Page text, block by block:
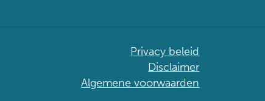
Privacy beleid
Disclaimer
Algemene voorwaarden